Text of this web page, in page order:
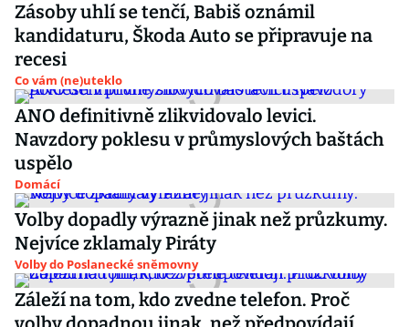
Zásoby uhlí se tenčí, Babiš oznámil
kandidaturu, Škoda Auto se připravuje na
recesi
Co vám (ne)uteklo
ANO definitivně zlikvidovalo levici.
Navzdory poklesu v průmyslových baštách
uspělo
Domácí
Volby dopadly výrazně jinak než průzkumy.
Nejvíce zklamaly Piráty
Volby do Poslanecké sněmovny
Záleží na tom, kdo zvedne telefon. Proč